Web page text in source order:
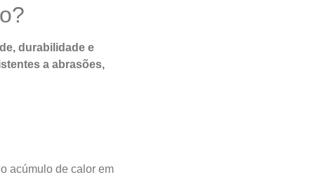
durabilidade e
a abrasões,
acúmulo de calor em